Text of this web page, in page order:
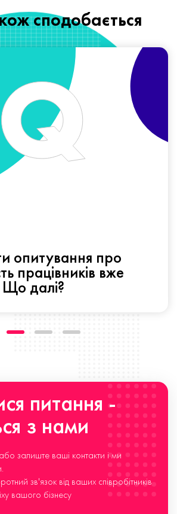
сподобається
опитування про
працівників вже
Що далі?
питання -
з нами
залиште ваші контакти і ми
зв'язок від ваших співробітників
вашого бізнесу